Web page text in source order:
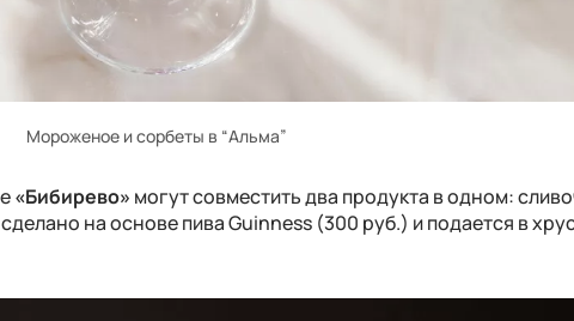
Мороженое и сорбеты в “Альма”
«Бибирево» могут совместить два продукта в одном:
на основе пиваGuinness (300 руб.) и подается в